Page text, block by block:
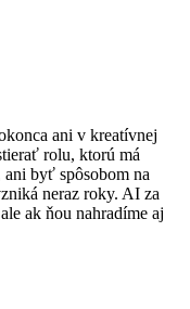
ani v kreatívnej
rolu, ktorú má
byť spôsobom na
neraz roky. AI za
ak ňou nahradíme aj